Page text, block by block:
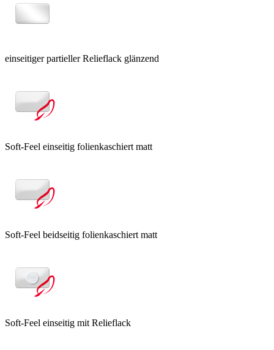
einseitiger partieller Relieflack glänzend
Soft-Feel einseitig folienkaschiert matt
Soft-Feel beidseitig folienkaschiert matt
Soft-Feel einseitig mit Relieflack